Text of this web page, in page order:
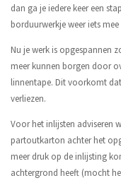
dan ga je iedere keer een
borduurwerkje weer iets
Nu je werk is opgespannen
meer kunnen borgen door
linnentape. Dit voorkomt
verliezen.
Voor het inlijsten adviseren
partoutkarton achter het
meer druk op de inlijsting
achtergrond heeft (mocht